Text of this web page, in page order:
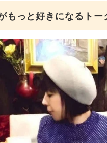
もっと好きになるトー